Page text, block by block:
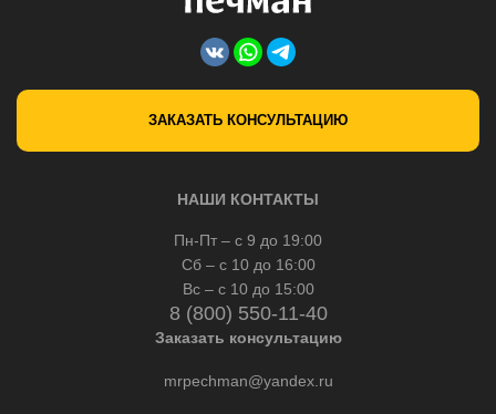
ЗАКАЗАТЬ КОНСУЛЬТАЦИЮ
НАШИ КОНТАКТЫ
Пн-Пт – с 9 до 19:00
Сб – с 10 до 16:00
Вс – с 10 до 15:00
8 (800) 550-11-40
Заказать консультацию
mrpechman@yandex.ru